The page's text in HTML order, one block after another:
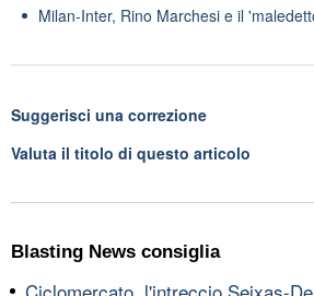
Milan-Inter, Rino Marchesi e il
Suggerisci una correzione
Valuta il titolo di questo articolo
Blasting News consiglia